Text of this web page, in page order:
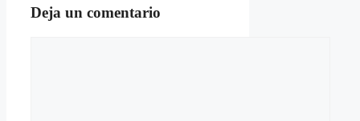
Deja un comentario